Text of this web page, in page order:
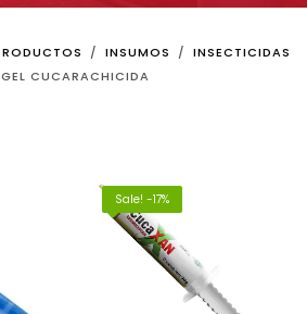
INSUMOS
INSECTICIDAS
GEL CUCARACHICIDA
Sale! -17%